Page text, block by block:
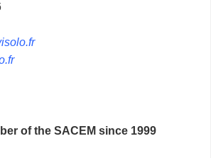
of the SACEM since 1999